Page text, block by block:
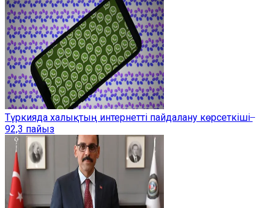
Түркияда халықтың интернетті пайдалану көрсеткіші ̶
92,3 пайыз